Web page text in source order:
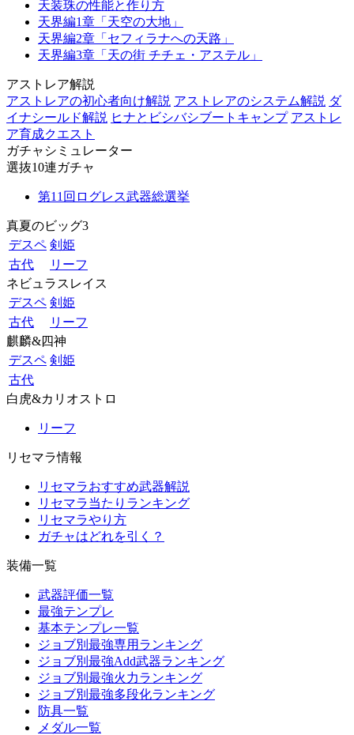
天装珠の性能と作り方
天界編1章「天空の大地」
天界編2章「セフィラナへの天路」
天界編3章「天の街 チチェ・アステル」
アストレア解説
アストレアの初心者向け解説 アストレアのシステム解説 ダ
イナシールド解説 ヒナとビシバシブートキャンプ アストレ
ア育成クエスト
ガチャシミュレーター
選抜10連ガチャ
第11回ログレス武器総選挙
真夏のビッグ3
デスペ 剣姫
古代
リーフ
ネビュラスレイス
デスペ 剣姫
古代
リーフ
麒麟&四神
デスペ 剣姫
古代
白虎&カリオストロ
リーフ
リセマラ情報
リセマラおすすめ武器解説
リセマラ当たりランキング
リセマラやり方
ガチャはどれを引く？
装備一覧
武器評価一覧
最強テンプレ
基本テンプレ一覧
ジョブ別最強専用ランキング
ジョブ別最強Add武器ランキング
ジョブ別最強火力ランキング
ジョブ別最強多段化ランキング
防具一覧
メダル一覧